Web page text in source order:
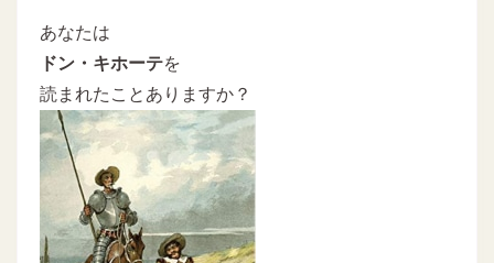
あなたは
ドン・キホーテを
読まれたことありますか？